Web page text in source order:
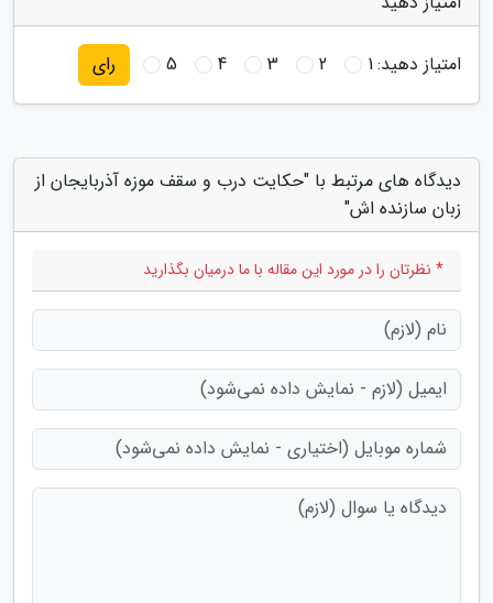
امتیاز دهید:1
2
3
4
5 رای
دیدگاه های مرتبط با "حکایت درب و سقف موزه آذربایجان از
زبان سازنده اش"
* نظرتان را در مورد این مقاله با ما درمیان بگذارید